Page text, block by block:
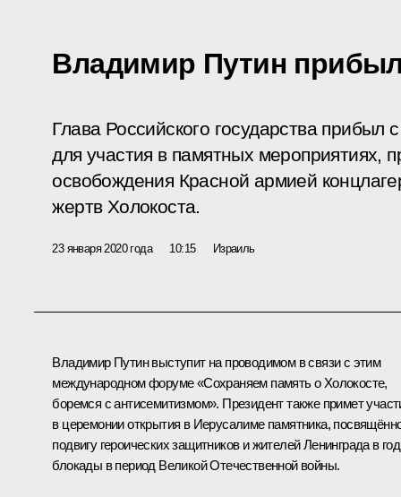
Владимир Путин
Глава Российского государства прибыл
для участия в памятных мероприятиях,
освобождения Красной армией
жертв Холокоста.
23 января 2020 года 10:15 Израиль
Владимир Путин выступит на проводимом в связи с этим
международном форуме «Сохраняем память о Холокосте,
боремся с антисемитизмом». Президент также примет
в церемонии открытия в Иерусалиме памятника,
подвигу героических защитников и жителей Ленинграда в
блокады в период Великой Отечественной войны.